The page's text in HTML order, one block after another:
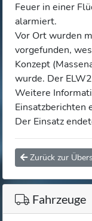
Feuer in einer
alarmiert.
Vor Ort wurden
vorgefunden,
Konzept
wurde. Der
Weitere
Einsatzberichten
Der Einsatz
Zurück zur
Fahrzeuge